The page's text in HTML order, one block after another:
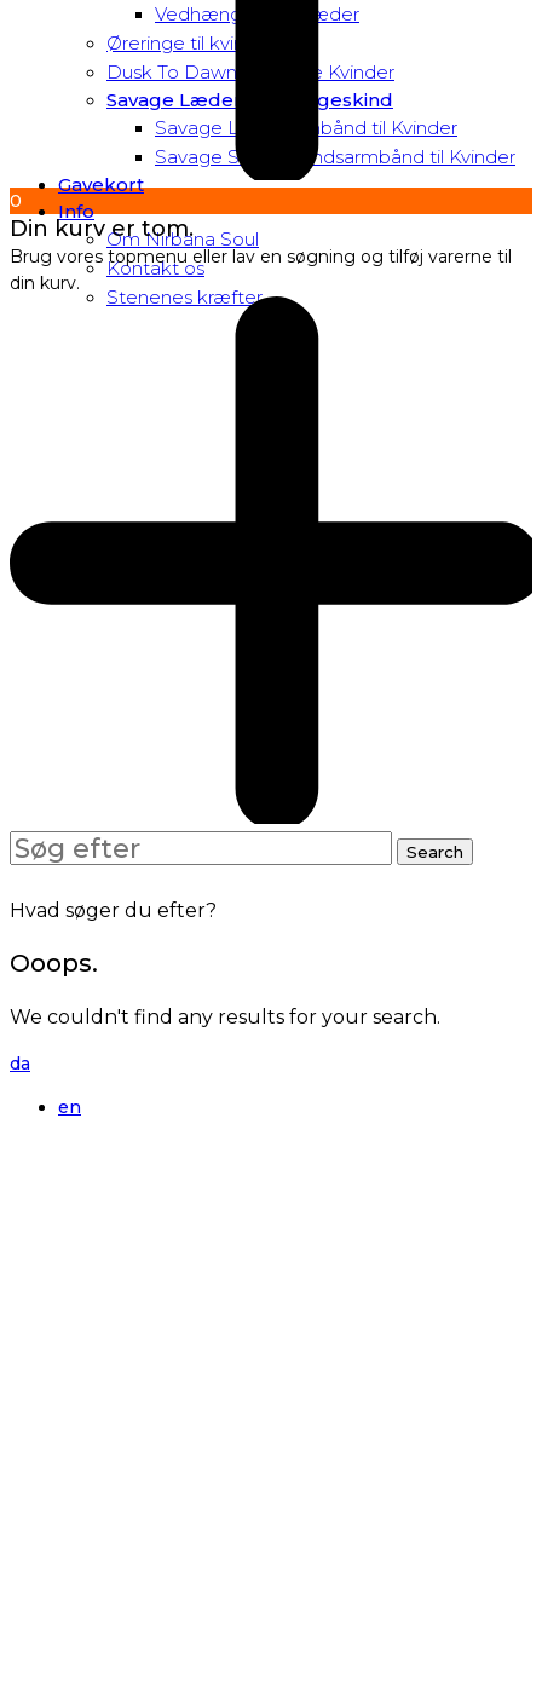
Vedhæng til halskæder
Øreringe til kvinder
Dusk To Dawn Exclusive Kvinder
Savage Læder og Slangeskind
Savage Læderarmbånd til Kvinder
Savage Slangeskindsarmbånd til Kvinder
Gavekort
Info
Om Nirbana Soul
Kontakt os
Stenenes kræfter
0
Din kurv er tom.
Brug vores topmenu eller lav en søgning og tilføj varerne til
din kurv.
Search
for:
Search
Hvad søger du efter?
Ooops.
We couldn't find any results for your search.
da
en